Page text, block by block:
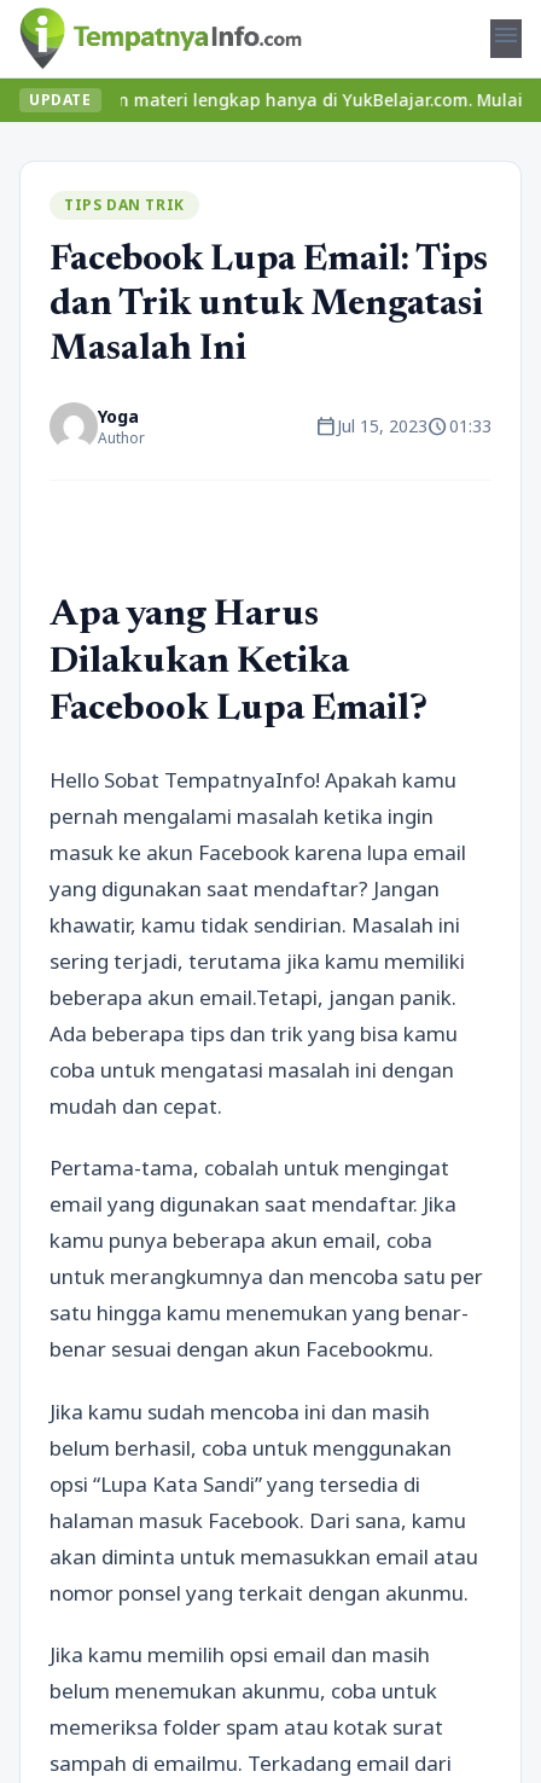
menu
UPDATE
dan materi lengkap hanya di YukBelajar.com. Mulai
TIPS DAN TRIK
Facebook Lupa Email: Tips
dan Trik untuk Mengatasi
Masalah Ini
Yoga
Author calendar_todayJul 15, 2023schedule01:33
Apa yang Harus
Dilakukan Ketika
Facebook Lupa Email?
Hello Sobat TempatnyaInfo! Apakah kamu
pernah mengalami masalah ketika ingin
masuk ke akun Facebook karena lupa email
yang digunakan saat mendaftar? Jangan
khawatir, kamu tidak sendirian. Masalah ini
sering terjadi, terutama jika kamu memiliki
beberapa akun email.Tetapi, jangan panik.
Ada beberapa tips dan trik yang bisa kamu
coba untuk mengatasi masalah ini dengan
mudah dan cepat.
Pertama-tama, cobalah untuk mengingat
email yang digunakan saat mendaftar. Jika
kamu punya beberapa akun email, coba
untuk merangkumnya dan mencoba satu per
satu hingga kamu menemukan yang benar-
benar sesuai dengan akun Facebookmu.
Jika kamu sudah mencoba ini dan masih
belum berhasil, coba untuk menggunakan
opsi “Lupa Kata Sandi” yang tersedia di
halaman masuk Facebook. Dari sana, kamu
akan diminta untuk memasukkan email atau
nomor ponsel yang terkait dengan akunmu.
Jika kamu memilih opsi email dan masih
belum menemukan akunmu, coba untuk
memeriksa folder spam atau kotak surat
sampah di emailmu. Terkadang email dari